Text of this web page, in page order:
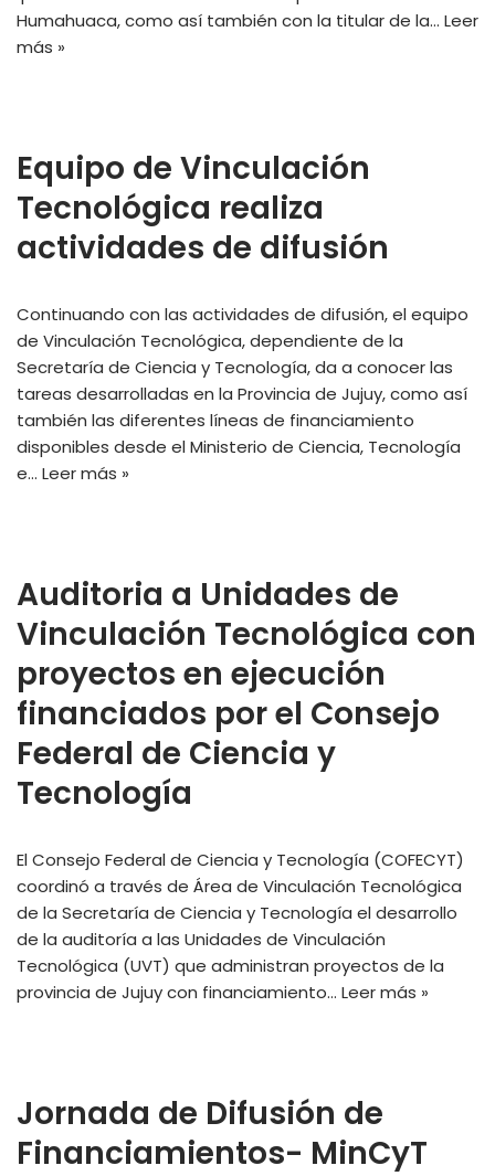
Humahuaca, como así también con la titular de la… Leer
más »
Equipo de Vinculación
Tecnológica realiza
actividades de difusión
Continuando con las actividades de difusión, el equipo
de Vinculación Tecnológica, dependiente de la
Secretaría de Ciencia y Tecnología, da a conocer las
tareas desarrolladas en la Provincia de Jujuy, como así
también las diferentes líneas de financiamiento
disponibles desde el Ministerio de Ciencia, Tecnología
e… Leer más »
Auditoria a Unidades de
Vinculación Tecnológica con
proyectos en ejecución
financiados por el Consejo
Federal de Ciencia y
Tecnología
El Consejo Federal de Ciencia y Tecnología (COFECYT)
coordinó a través de Área de Vinculación Tecnológica
de la Secretaría de Ciencia y Tecnología el desarrollo
de la auditoría a las Unidades de Vinculación
Tecnológica (UVT) que administran proyectos de la
provincia de Jujuy con financiamiento… Leer más »
Jornada de Difusión de
Financiamientos- MinCyT